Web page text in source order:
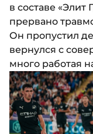
в составе «Элит
прервано
Он пропустил
вернулся с
много работая